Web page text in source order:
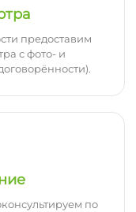
предоставим
с фото- и
по